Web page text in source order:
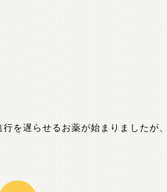
を遅らせるお薬が始まりましたが